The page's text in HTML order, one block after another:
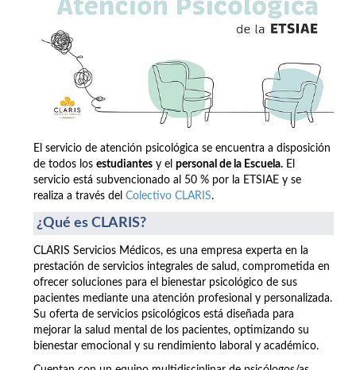
El servicio de atención psicológica se encuentra a disposición
de todos los estudiantes y el personal de la Escuela. El
servicio está subvencionado al 50 % por la ETSIAE y se
realiza a través del Colectivo CLARIS.
¿Qué es CLARIS?
CLARIS Servicios Médicos, es una empresa experta en la
prestación de servicios integrales de salud, comprometida en
ofrecer soluciones para el bienestar psicológico de sus
pacientes mediante una atención profesional y personalizada.
Su oferta de servicios psicológicos está diseñada para
mejorar la salud mental de los pacientes, optimizando su
bienestar emocional y su rendimiento laboral y académico.